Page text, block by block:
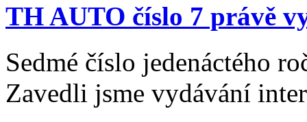
TH AUTO číslo 7 právě
Sedmé číslo jedenáctého
Zavedli jsme vydávání